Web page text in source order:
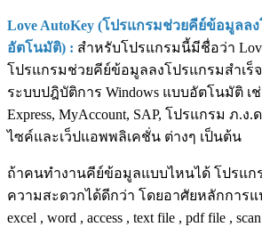
Love AutoKey (โปรแกรมช่วยคีย์ข้อมูลล
อัตโนมัติ) : สำหรับโปรแกรมนี้มีชื่อว่า
โปรแกรมช่วยคีย์ข้อมูลลงโปรแกรมสำเร็
ระบบปฎิบัติการ Windows แบบอัตโนมัติ เ
Express, MyAccount, SAP, โปรแกรม ภ.ง
ไซค์และเว็ปแอพพลิเคชั่น ต่างๆ เป็นต้น
ถ้าคนทำงานคีย์ข้อมูลแบบไหนได้ โปรแก
ความสะดวกได้ดีกว่า โดยอาศัยหลักการ
excel , word , access , text file , pdf file ,